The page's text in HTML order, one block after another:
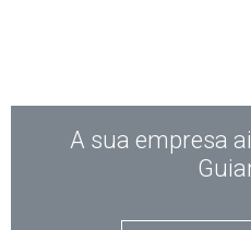
A sua empresa